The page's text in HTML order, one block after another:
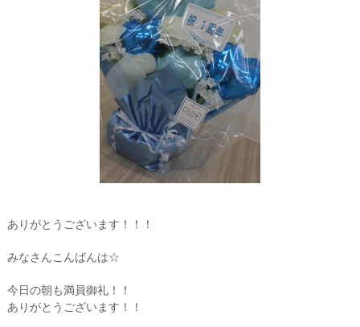
ありがとうございます！！！
みなさんこんばんは☆
今日の朝も満員御礼！！
ありがとうございます！！